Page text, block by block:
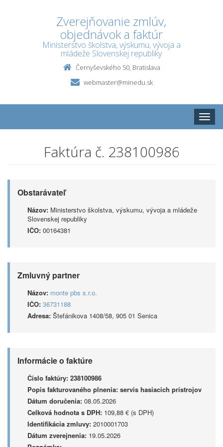
Zverejňovanie zmlúv,
objednávok a faktúr
Ministerstvo školstva, výskumu, vývoja a
mládeže Slovenskej republiky
Černyševského 50, Bratislava
webmaster@minedu.sk
Toggle
Faktúra č. 238100986
Obstarávateľ
Názov: Ministerstvo školstva, výskumu, vývoja a mládeže
Slovenskej republiky
IČO: 00164381
Zmluvný partner
Názov: monte pbs s.r.o.
IČO: 36731188
Adresa: Štefánikova 1408/58, 905 01 Senica
Informácie o faktúre
Číslo faktúry: 238100986
Popis fakturovaného plnenia: servis hasiacich prístrojov
Dátum doručenia: 08.05.2026
Celková hodnota s DPH: 109,88 € (s DPH)
Identifikácia zmluvy: 2010001703
Dátum zverejnenia: 19.05.2026